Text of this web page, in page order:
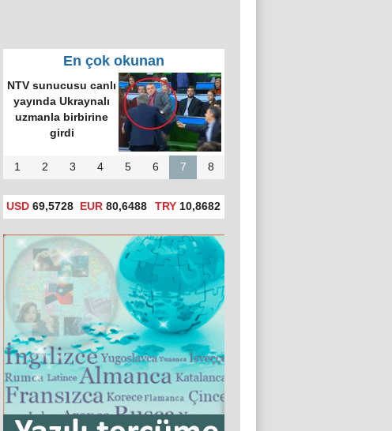
En çok okunan
NTV sunucusu canlı
yayında Ukraynalı
uzmanla birbirine
girdi
1 2 3 4 5 6 7 8
USD 69,5728 EUR 80,6488 TRY10,8682